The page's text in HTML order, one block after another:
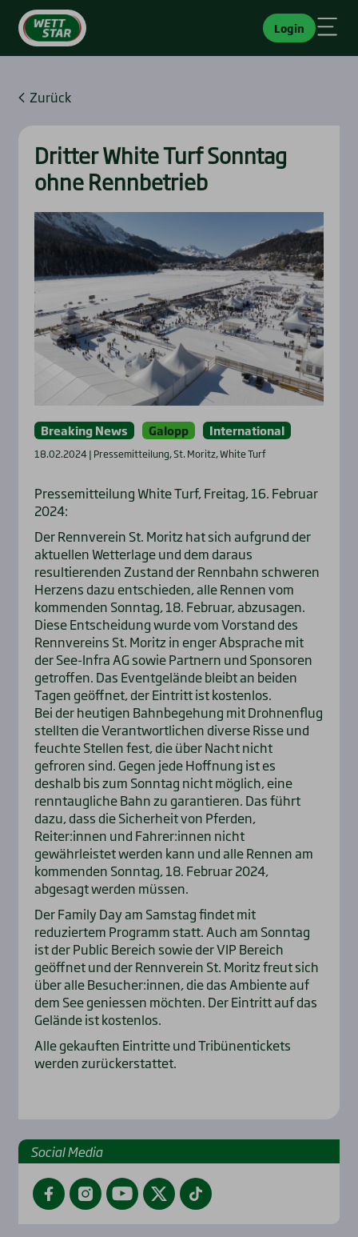
Login
Zurück
Drit­ter White Turf Sonn­tag
ohne Renn­be­trieb
Breaking News Galopp International
18.02.2024 | Pressemitteilung, St. Moritz, White Turf
Pressemitteilung White Turf, Freitag, 16. Februar
2024:
Der Rennverein St. Moritz hat sich aufgrund der
aktuellen Wetterlage und dem daraus
resultierenden Zustand der Rennbahn schweren
Herzens dazu entschieden, alle Rennen vom
kommenden Sonntag, 18. Februar, abzusagen.
Diese Entscheidung wurde vom Vorstand des
Rennvereins St. Moritz in enger Absprache mit
der See-Infra AG sowie Partnern und Sponsoren
getroffen. Das Eventgelände bleibt an beiden
Tagen geöffnet, der Eintritt ist kostenlos.
Bei der heutigen Bahnbegehung mit Drohnenflug
stellten die Verantwortlichen diverse Risse und
feuchte Stellen fest, die über Nacht nicht
gefroren sind. Gegen jede Hoffnung ist es
deshalb bis zum Sonntag nicht möglich, eine
renntaugliche Bahn zu garantieren. Das führt
dazu, dass die Sicherheit von Pferden,
Reiter:innen und Fahrer:innen nicht
gewährleistet werden kann und alle Rennen am
kommenden Sonntag, 18. Februar 2024,
abgesagt werden müssen.
Der Family Day am Samstag findet mit
reduziertem Programm statt. Auch am Sonntag
ist der Public Bereich sowie der VIP Bereich
geöffnet und der Rennverein St. Moritz freut sich
über alle Besucher:innen, die das Ambiente auf
dem See geniessen möchten. Der Eintritt auf das
Gelände ist kostenlos.
Alle gekauften Eintritte und Tribünentickets
werden zurückerstattet.
Social Media
FacebookInstagramYouTubeTwitterTikTok